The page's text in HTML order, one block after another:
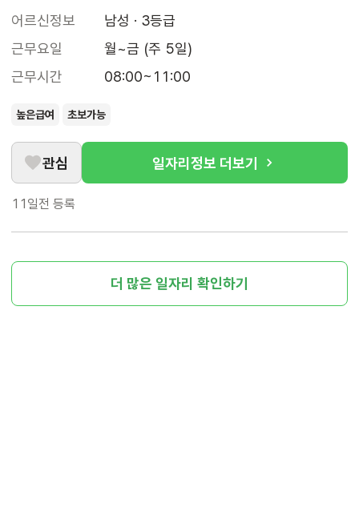
어르신정보
남성 · 3등급
근무요일
월~금 (주 5일)
근무시간
08:00~11:00
높은급여 초보가능
관심 일자리정보 더보기
11일전 등록
더 많은 일자리 확인하기